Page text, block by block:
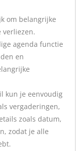
om belangrijke
verliezen.
agenda functie
en
kun je eenvoudig
vergaderingen,
zoals datum,
zodat je alle